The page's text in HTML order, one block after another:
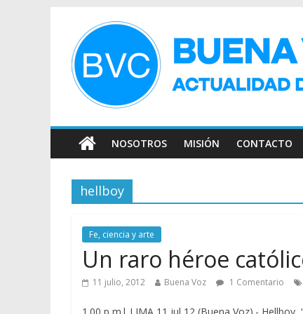
NOSOTROS MISIÓN CONTACTO
hellboy
Fe, ciencia y arte
Un raro héroe
11 julio, 2012 Buena Voz 1 Comentario